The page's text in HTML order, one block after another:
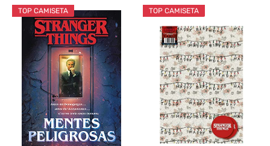
TOP CAMISETA TOP CAMISETA